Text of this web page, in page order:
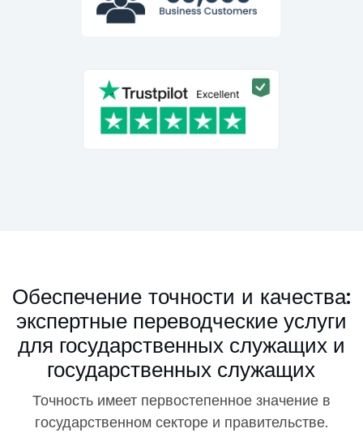
Обеспечение точности и качества:
экспертные переводческие услуги
для государственных служащих и
государственных служащих
Точность имеет первостепенное значение в
государственном секторе и правительстве.